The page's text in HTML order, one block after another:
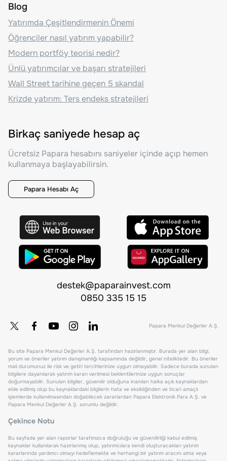
Blog
Yatırımda Çeşitlendirmenin Önemi
Öğrenciler nasıl yatırım yapabilir?
Modern portföy teorisi nedir?
Ünlü yatırımcılar ve başarı stratejileri
Wall Street tarihine geçen 5 skandal
Krizde yatırım: Ters endeks stratejileri
Birkaç saniyede hesap aç
Ücretsiz Papara hesabını saniyeler içinde açıp hemen
kullanmaya başlayabilirsin.
Papara Hesabı Aç
destek@paparainvest.com
0850 335 15 15
Papara Menkul Değerler A.Ş.
Bu site Papara Menkul Değerler A.Ş. tarafından hazırlanmıştır. Burada yer alan bilgi,
yorum ve öneriler yatırım danışmanlığı kapsamında değildir, genel niteliktedir. Bu öneriler
mali durumunuz ile risk ve getiri tercihlerinize uygun olmayabilir. Sadece burada sunulan
bilgilere dayanılarak yatırım kararı verilmesi beklentilerinize uygun sonuçlar
doğurmayabilir. Sunulan bilgiler, güvenilir olduğuna inanılan halka açık kaynaklardan
elde edilmiş olup bu kaynaklardaki bilgilerin hata ve eksikliğinden ve ticari amaçlı
işlemlerde kullanılmasından doğabilecek zararlardan Papara Elektronik Para A.Ş. ve
Papara Menkul Değerler A.Ş. sorumlu değildir.
Çekince Notu
Bu sayfada yer alan raporlar tarafımızca doğruluğu ve güvenilirliği kabul edilmiş
kaynaklar kullanılarak hazırlanmış olup, yatırımcılara kendi oluşturacakları yatırım
kararlarında yardımcı olmayı hedeflemekte ve herhangi bir yatırım aracını alma veya